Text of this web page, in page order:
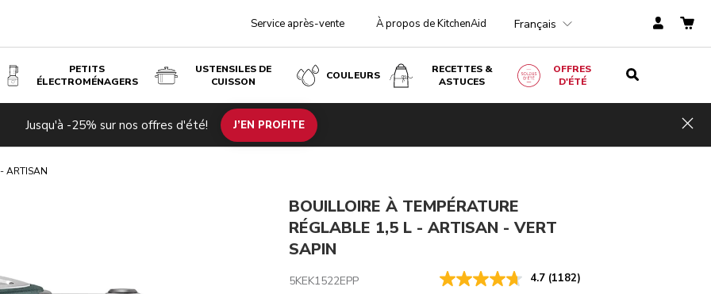
Service après-vente À propos de KitchenAid Français
PETITS
ÉLECTROMÉNAGERS
USTENSILES DE
CUISSON
COULEURS
RECETTES &
ASTUCES
OFFRES
D'ÉTÉ
Jusqu'à -25% sur nos offres d'été! J’EN PROFITE
ARTISAN
associés
Inspiration Caractéristiques techniques
Vert sapin
€ 249,00
BOUILLOIRE À TEMPÉRATURE
RÉGLABLE 1,5 L - ARTISAN - VERT
SAPIN
5KEK1522EPP 4.7 (1182)